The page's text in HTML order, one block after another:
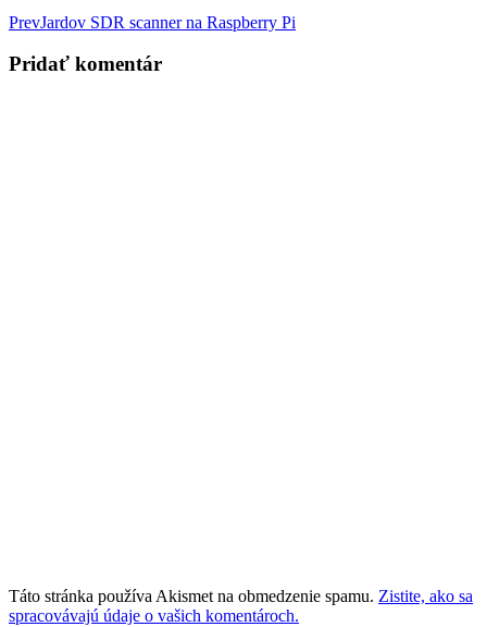
Post
navigation
PrevJardov SDR scanner na Raspberry Pi
Pridať komentár
Táto stránka používa Akismet na obmedzenie spamu. Zistite, ako sa
spracovávajú údaje o vašich komentároch.